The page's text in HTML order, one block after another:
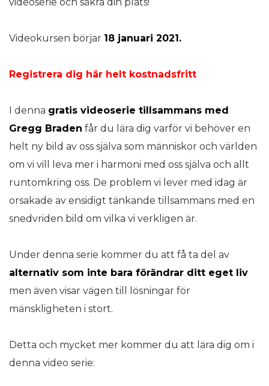
Videokursen börjar 18 januari 2021.
Registrera dig här helt kostnadsfritt
I denna gratis videoserie tillsammans med
Gregg Braden får du lära dig varför vi behöver en
helt ny bild av oss själva som människor och världen
om vi vill leva mer i harmoni med oss själva och allt
runtomkring oss. De problem vi lever med idag är
orsakade av ensidigt tänkande tillsammans med en
snedvriden bild om vilka vi verkligen är.
Under denna serie kommer du att få ta del av
alternativ som inte bara förändrar ditt eget liv
men även visar vägen till lösningar för
mänskligheten i stort.
Detta och mycket mer kommer du att lära dig om i
denna video serie: